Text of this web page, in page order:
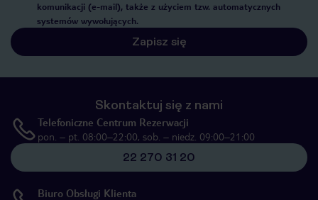
komunikacji (e-mail), także z użyciem tzw. automatycznych
systemów wywołujących.
Zapisz się
Skontaktuj się z nami
Telefoniczne Centrum Rezerwacji
pon. – pt. 08:00–22:00, sob. – niedz. 09:00–21:00
22 270 31 20
Biuro Obsługi Klienta